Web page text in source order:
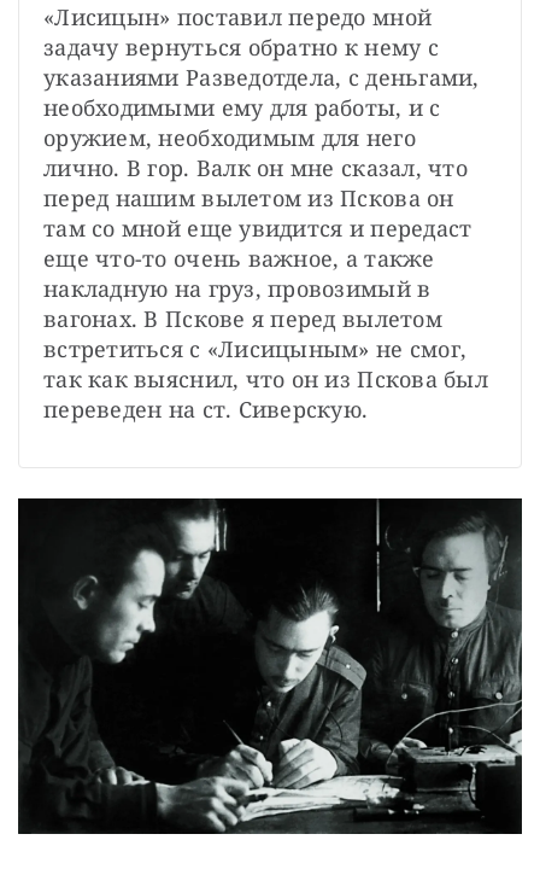
«Лисицын» поставил передо мной
задачу вернуться обратно к нему с
указаниями Разведотдела, с деньгами,
необходимыми ему для работы, и с
оружием, необходимым для него
лично. В гор. Валк он мне сказал, что
перед нашим вылетом из Пскова он
там со мной еще увидится и передаст
еще что-то очень важное, а также
накладную на груз, провозимый в
вагонах. В Пскове я перед вылетом
встретиться с «Лисицыным» не смог,
так как выяснил, что он из Пскова был
переведен на ст. Сиверскую.